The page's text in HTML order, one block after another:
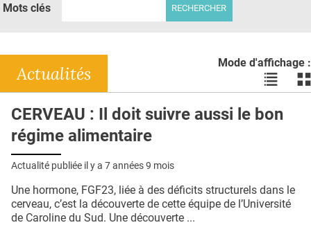
DOSSIERS
RÉSEAUX
E-REVUE SAD
THÉMA
QUI SOMMES-NOUS ?
Mots clés
Mode d'affichage :
Voir
les
en
les
Actualités
CERVEAU : Il doit suivre aussi le bon
régime alimentaire
Actualité publiée il y a 7 années 9 mois
Une hormone, FGF23, liée à des déficits structurels dans le
cerveau, c’est la découverte de cette équipe de l’Université
de Caroline du Sud. Une découverte ...